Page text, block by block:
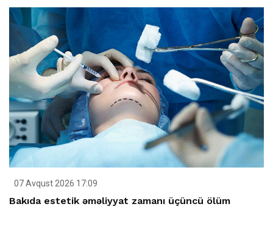
07 Avqust 2026 17:09
Bakıda estetik əməliyyat zamanı üçüncü ölüm